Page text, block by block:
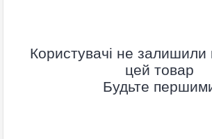
Користувачі не залишили
цей товар
Будьте